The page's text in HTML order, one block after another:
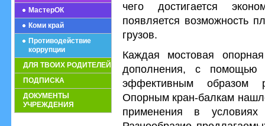
МастерОК
Коми край
Противодействие
коррупции
ДЛЯ ТВОИХ РОДИТЕЛЕЙ
ПОДПИСКА
ДОКУМЕНТЫ
УЧРЕЖДЕНИЯ
чего достигается
появляется возможность
грузов.
Каждая мостовая
дополнения, с помощью
эффективным образом
Опорным кран-балкам
применения в условиях